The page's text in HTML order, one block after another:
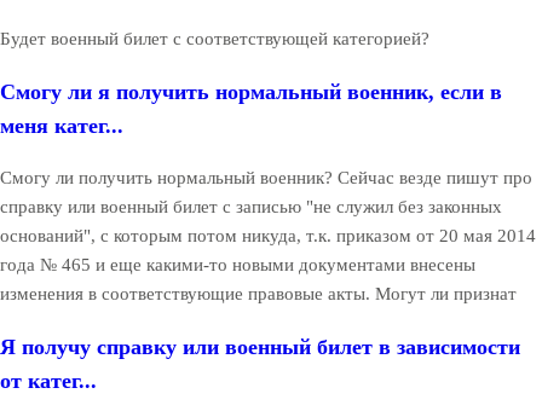
Будет военный билет с соответствующей категорией?
Смогу ли я получить нормальный военник, если в
меня катег...
Смогу ли получить нормальный военник? Сейчас везде пишут про
справку или военный билет с записью "не служил без законных
оснований", с которым потом никуда, т.к. приказом от 20 мая 2014
года № 465 и еще какими-то новыми документами внесены
изменения в соответствующие правовые акты. Могут ли признат
Я получу справку или военный билет в зависимости
от катег...